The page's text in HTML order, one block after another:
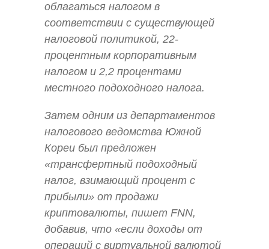
облагаться налогом в
соответствии с существующей
налоговой политикой, 22-
процентным корпоративным
налогом и 2,2 процентами
местного подоходного налога.
Затем одним из департаментов
налогового ведомства Южной
Кореи был предложен
«трансфертный подоходный
налог, взимающий процент с
прибыли» от продажи
криптовалюты, пишет FNN,
добавив, что «если доходы от
операций с виртуальной валютой